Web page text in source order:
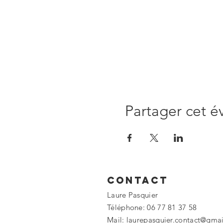
Partager cet
Contact
Laure Pasquier
Téléphone: 06 77 81 37 58
Mail: